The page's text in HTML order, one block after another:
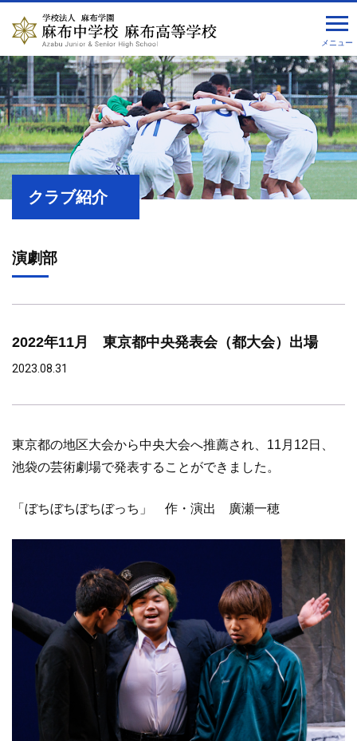
メニュー
クラブ紹介
演劇部
2022年11月 東京都中央発表会（都大会）出場
2023.08.31
東京都の地区大会から中央大会へ推薦され、11月12日、
池袋の芸術劇場で発表することができました。
「ぼちぼちぼちぼっち」 作・演出 廣瀬一穂